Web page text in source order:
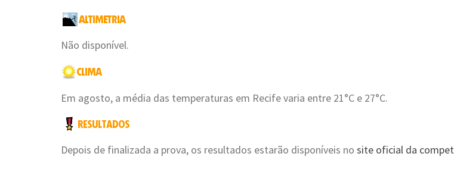
Não disponível.
Em agosto, a média das temperaturas em Recife varia entre 21°C e 27°C.
Depois de finalizada a prova, os resultados estarão disponíveis no site oficial da